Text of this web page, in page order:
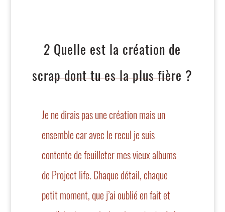
2 Quelle est la création de
scrap dont tu es la plus fière ?
Je ne dirais pas une création mais un
ensemble car avec le recul je suis
contente de feuilleter mes vieux albums
de Project life. Chaque détail, chaque
petit moment, que j’ai oublié en fait et